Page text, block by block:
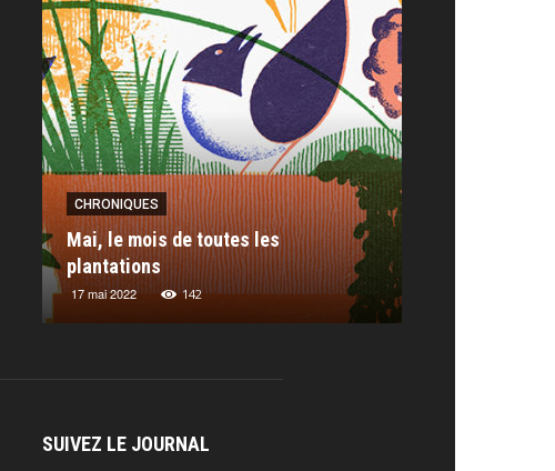
PORTRAITS
Charles Berberian
13 novembre 2023 268
PORTRAITS
Thomas Baas
7 juillet 2023
CHRONIQUES
Mai, le mois de toutes les
plantations
17 mai 2022 142
SUIVEZ LE JOURNAL